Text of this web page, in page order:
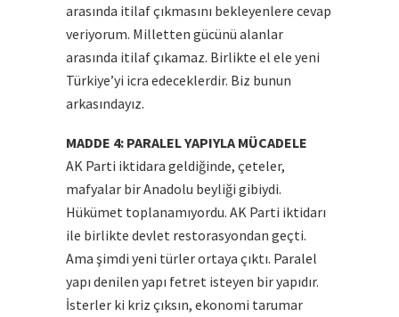
arasında itilaf çıkmasını bekleyenlere cevap
veriyorum. Milletten gücünü alanlar
arasında itilaf çıkamaz. Birlikte el ele yeni
Türkiye’yi icra edeceklerdir. Biz bunun
arkasındayız.
MADDE 4: PARALEL YAPIYLA MÜCADELE
AK Parti iktidara geldiğinde, çeteler,
mafyalar bir Anadolu beyliği gibiydi.
Hükümet toplanamıyordu. AK Parti iktidarı
ile birlikte devlet restorasyondan geçti.
Ama şimdi yeni türler ortaya çıktı. Paralel
yapı denilen yapı fetret isteyen bir yapıdır.
İsterler ki kriz çıksın, ekonomi tarumar